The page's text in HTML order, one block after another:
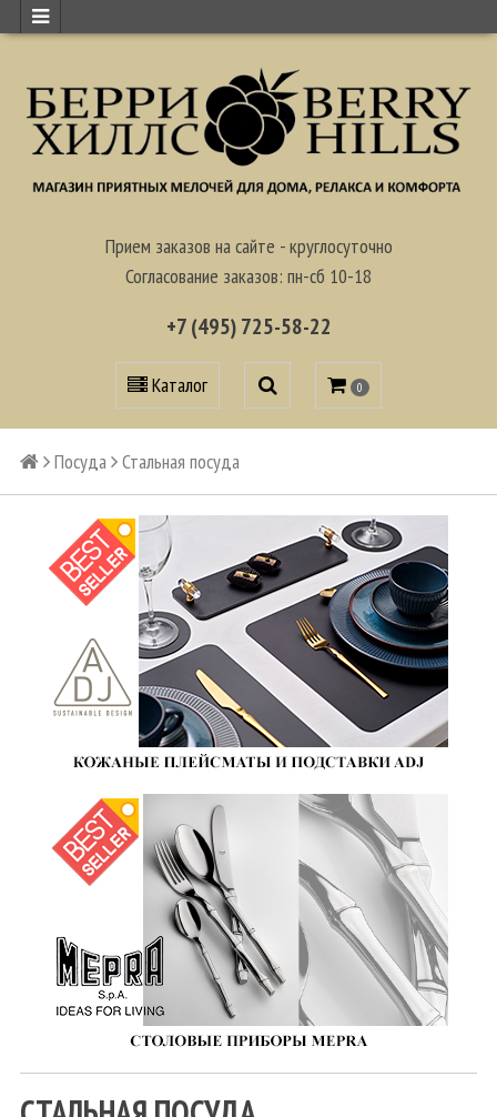
Прием заказов на сайте - круглосуточно
Согласование заказов: пн-сб 10-18
+7 (495) 725-58-22
Каталог 0
Посуда Стальная посуда